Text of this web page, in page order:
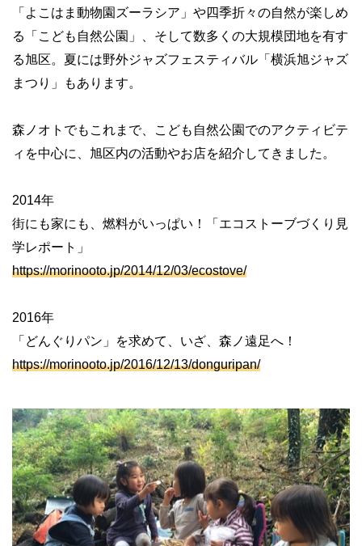
「よこはま動物園ズーラシア」や四季折々の自然が楽しめ
る「こども自然公園」、そして数多くの大規模団地を有す
る旭区。夏には野外ジャズフェスティバル「横浜旭ジャズ
まつり」もあります。
森ノオトでもこれまで、こども自然公園でのアクティビテ
ィを中心に、旭区内の活動やお店を紹介してきました。
2014年
街にも家にも、燃料がいっぱい！「エコストーブづくり見
学レポート」
https://morinooto.jp/2014/12/03/ecostove/
2016年
「どんぐりパン」を求めて、いざ、森ノ遠足へ！
https://morinooto.jp/2016/12/13/donguripan/